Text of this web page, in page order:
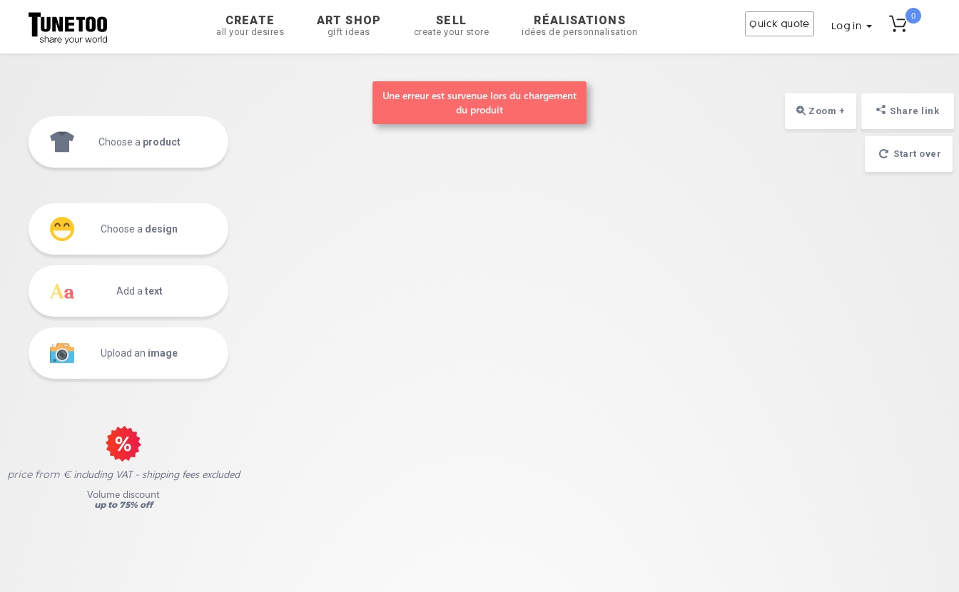
CREATE
all your desires
ART SHOP
gift ideas
SELL
create your store
RÉALISATIONS
idées de personnalisation
Quick quote Log in
0
Choose a product
Choose a design
Add a text
Upload an image
price from €including VAT - shipping fees excluded
Volume discount
up to 75% off
Share link
Zoom +
Start over
Une erreur est survenue lors du chargement
du produit